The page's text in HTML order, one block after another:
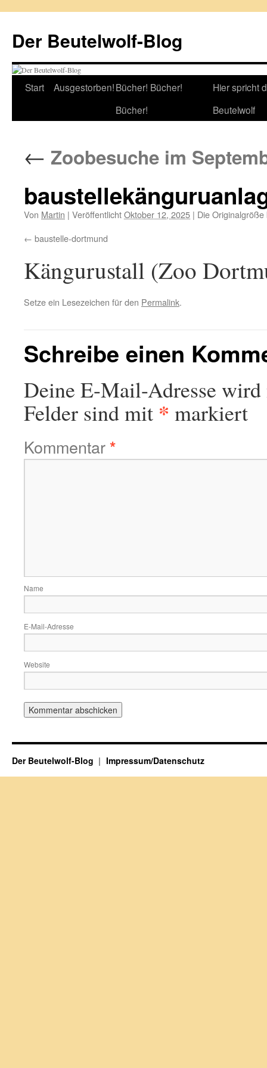
springen
Der Beutelwolf-Blog
Start Ausgestorben!Bücher! Bücher!
Bücher!
Hier spricht
Beutelwolf
← Zoobesuche im
Von Martin | VeröffentlichtOktober 12, 2025 | Die
baustelle-dortmund
Kängurustall (Zoo
Setze ein Lesezeichen für den Permalink.
Schreibe einen
Deine E-Mail-Adresse
Felder sind mit * markiert
Kommentar*
Name
E-Mail-Adresse
Website
Der Beutelwolf-Blog Impressum/Datenschutz